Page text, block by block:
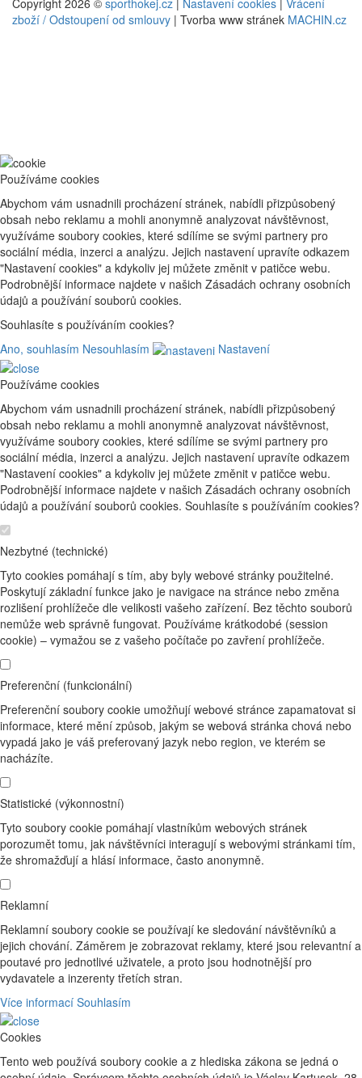
Copyright 2026 © sporthokej.cz Nastavení cookies
Vrácení
zboží / Odstoupení od smlouvy | Tvorba www stránek MACHIN.cz
Používáme cookies
Abychom vám usnadnili procházení stránek, nabídli přizpůsobený
obsah nebo reklamu a mohli anonymně analyzovat návštěvnost,
využíváme soubory cookies, které sdílíme se svými partnery pro
sociální média, inzerci a analýzu. Jejich nastavení upravíte odkazem
"Nastavení cookies" a kdykoliv jej můžete změnit v patičce webu.
Podrobnější informace najdete v našich Zásadách ochrany osobních
údajů a používání souborů cookies.
Souhlasíte s používáním cookies?
Ano, souhlasím Nesouhlasím Nastavení
Používáme cookies
Abychom vám usnadnili procházení stránek, nabídli přizpůsobený
obsah nebo reklamu a mohli anonymně analyzovat návštěvnost,
využíváme soubory cookies, které sdílíme se svými partnery pro
sociální média, inzerci a analýzu. Jejich nastavení upravíte odkazem
"Nastavení cookies" a kdykoliv jej můžete změnit v patičce webu.
Podrobnější informace najdete v našich Zásadách ochrany osobních
údajů a používání souborů cookies. Souhlasíte s používáním cookies?
Nezbytné (technické)
Tyto cookies pomáhají s tím, aby byly webové stránky použitelné.
Poskytují základní funkce jako je navigace na stránce nebo změna
rozlišení prohlížeče dle velikosti vašeho zařízení. Bez těchto souborů
nemůže web správně fungovat. Používáme krátkodobé (session
cookie) – vymažou se z vašeho počítače po zavření prohlížeče.
Preferenční (funkcionální)
Preferenční soubory cookie umožňují webové stránce zapamatovat si
informace, které mění způsob, jakým se webová stránka chová nebo
vypadá jako je váš preferovaný jazyk nebo region, ve kterém se
nacházíte.
Statistické (výkonnostní)
Tyto soubory cookie pomáhají vlastníkům webových stránek
porozumět tomu, jak návštěvníci interagují s webovými stránkami tím,
že shromažďují a hlásí informace, často anonymně.
Reklamní
Reklamní soubory cookie se používají ke sledování návštěvníků a
jejich chování. Záměrem je zobrazovat reklamy, které jsou relevantní a
poutavé pro jednotlivé uživatele, a proto jsou hodnotnější pro
vydavatele a inzerenty třetích stran.
Více informací Souhlasím
Cookies
Tento web používá soubory cookie a z hlediska zákona se jedná o